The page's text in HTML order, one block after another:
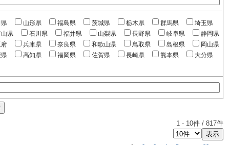
山形県 福島県 茨城県 栃木県 群馬県
埼玉県
県 石川県 福井県 山梨県 長野県 岐阜県
静岡県
兵庫県 奈良県 和歌山県 鳥取県 島根県
岡山県
高知県 福岡県 佐賀県 長崎県 熊本県
大分県
1- 10件 / 817件